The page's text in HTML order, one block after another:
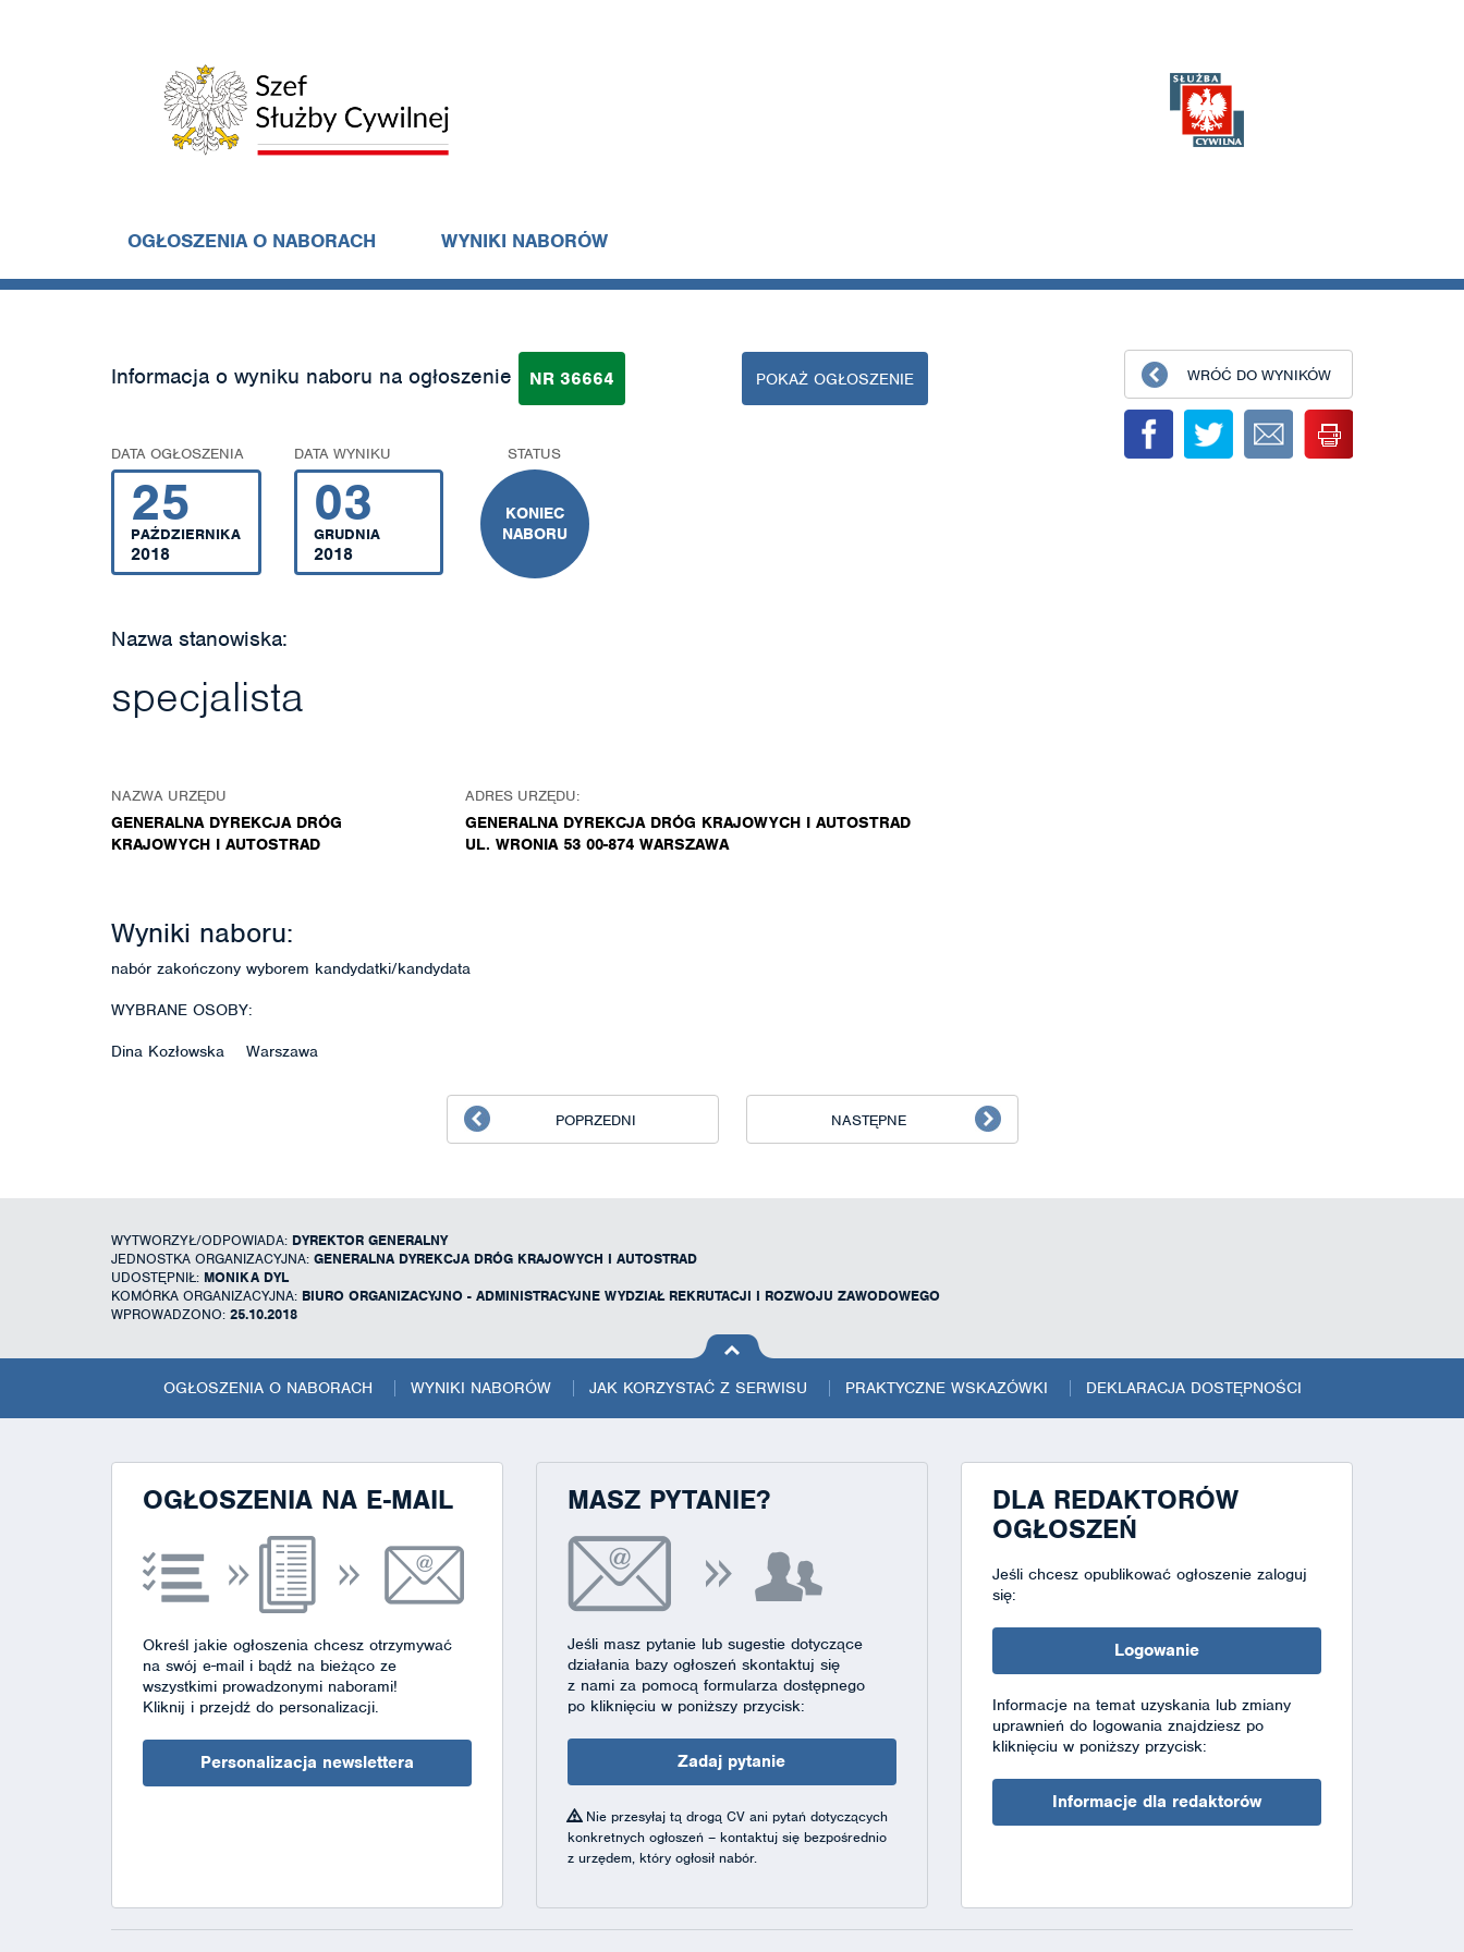
OGŁOSZENIA O NABORACH WYNIKI NABORÓW
Informacja o wyniku naboru na ogłoszenie NR 36664 POKAŻ OGŁOSZENIE
DATA OGŁOSZENIA
25
PAŹDZIERNIKA
2018
DATA WYNIKU
03
GRUDNIA
2018
STATUS
KONIEC
NABORU
Nazwa stanowiska:
specjalista
NAZWA URZĘDU
GENERALNA DYREKCJA DRÓG
KRAJOWYCH I AUTOSTRAD
ADRES URZĘDU:
GENERALNA DYREKCJA DRÓG KRAJOWYCH I AUTOSTRAD
UL. WRONIA 53 00-874 WARSZAWA
Wyniki naboru:
nabór zakończony wyborem kandydatki/kandydata
WYBRANE OSOBY:
Dina Kozłowska Warszawa
WRÓĆ DO WYNIKÓW
POPRZEDNI NASTĘPNE
WYTWORZYŁ/ODPOWIADA: DYREKTOR GENERALNY
JEDNOSTKA ORGANIZACYJNA: GENERALNA DYREKCJA DRÓG KRAJOWYCH I AUTOSTRAD
UDOSTĘPNIŁ: MONIKA DYL
KOMÓRKA ORGANIZACYJNA: BIURO ORGANIZACYJNO - ADMINISTRACYJNE WYDZIAŁ REKRUTACJI I ROZWOJU ZAWODOWEGO
WPROWADZONO: 25.10.2018
na górę
strony
OGŁOSZENIA O NABORACH WYNIKI NABORÓW JAK KORZYSTAĆ Z SERWISU PRAKTYCZNE WSKAZÓWKI DEKLARACJA DOSTĘPNOŚCI
OGŁOSZENIA NA E-MAIL
Określ jakie ogłoszenia chcesz otrzymywać
na swój e-mail i bądź na bieżąco ze
wszystkimi prowadzonymi naborami!
Kliknij i przejdź do personalizacji.
Personalizacja newslettera
MASZ PYTANIE?
Jeśli masz pytanie lub sugestie dotyczące
działania bazy ogłoszeń skontaktuj się
z nami za pomocą formularza dostępnego
po kliknięciu w poniższy przycisk:
Zadaj pytanie
Nie przesyłaj tą drogą CV ani pytań dotyczących
konkretnych ogłoszeń – kontaktuj się bezpośrednio
z urzędem, który ogłosił nabór.
DLA REDAKTORÓW
OGŁOSZEŃ
Jeśli chcesz opublikować ogłoszenie zaloguj
się:
Logowanie
Informacje na temat uzyskania lub zmiany
uprawnień do logowania znajdziesz po
kliknięciu w poniższy przycisk:
Informacje dla redaktorów